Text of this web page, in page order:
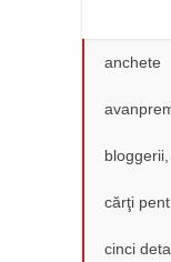
anchete
cărţi
cinci